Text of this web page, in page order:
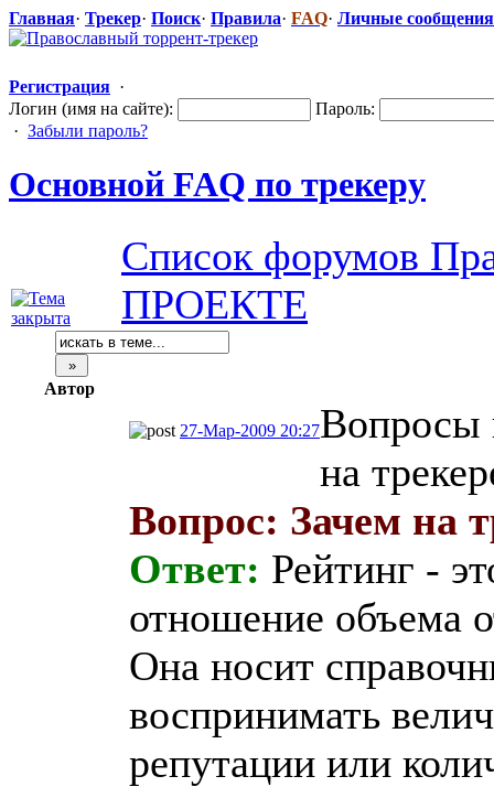
Главная· Трекер· Поиск· Правила· FAQ· Личные сообщения
Регистрация ·
Логин (имя на сайте):
Пароль:
· Забыли пароль?
Основной FAQ по трекеру
Список форумов
ПРОЕКТЕ
Автор
27-Мар-2009 20:27Вопросы
на
Вопрос: Зачем на
Ответ: Рейтинг -
отношение объема
Она носит
воспринимать
репутации или